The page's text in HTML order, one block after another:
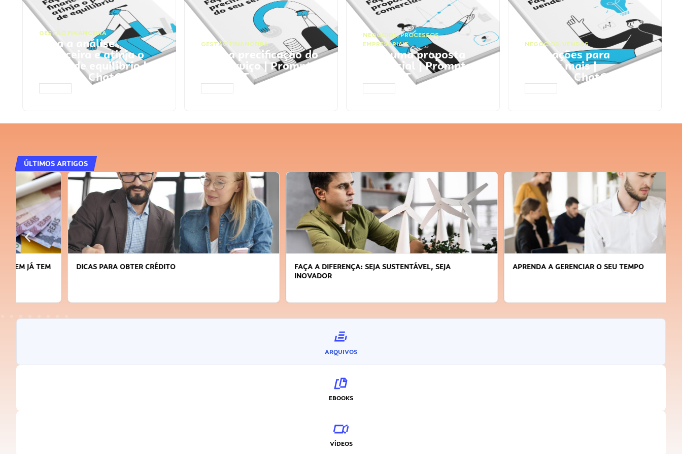
GESTÃO FINANCEIRA
Faça a análise
financeira e atinja o
ponto de equilíbrio |
Prompts ChatGPT
GESTÃO FINANCEIRA
Faça a precificação do
seu serviço | Prompts
ChatGPT
NEGÓCIOS,PROCESSOS
EMPRESARIAIS
Faça uma proposta
comercial | Prompts
ChatGPT
NEGÓCIOS, VENDAS
Faça ações para
vender mais |
Prompts ChatGPT
ÚLTIMOS ARTIGOS
DICAS PARA OBTER CRÉDITO
FAÇA A DIFERENÇA: SEJA SUSTENTÁVEL, SEJA
APRENDA A GERENCIAR O SEU TEMPO
ARQUIVOS
EBOOKS
VÍDEOS